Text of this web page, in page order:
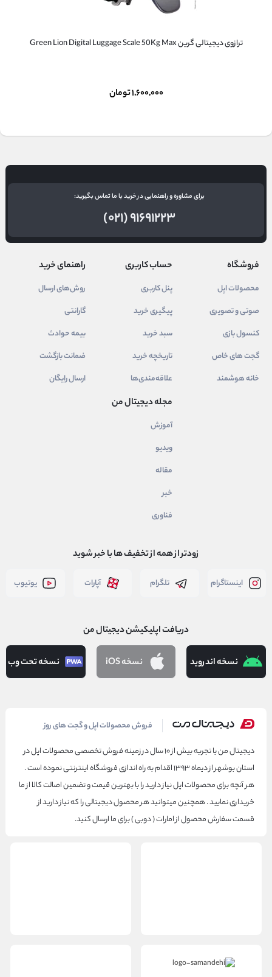
ترازوی دیجیتالی گرین Green Lion Digital Luggage Scale 50Kg Max
۱,۶۰۰,۰۰۰تومان
برای مشاوره و راهنمایی در خرید با ما تماس بگیرید:
(۰۲۱) ۹۱۶۹۱۲۲۳
فروشگاه
محصولات اپل
صوتی و تصویری
کنسول بازی
گجت های خاص
خانه هوشمند
حساب کاربری
پنل کاربری
پیگیری خرید
سبد خرید
تاریخچه خرید
علاقه‌مندی‌ها
راهنمای خرید
روش‌های ارسال
گارانتی
بیمه حوادث
ضمانت بازگشت
ارسال رایگان
مجله دیجیتال من
آموزش
ویدیو
مقاله
خبر
فناوری
زودتر از همه از تخفیف ها با خبر شوید
اینستاگرام تلگرام آپارات یوتیوب
دریافت اپلیکیشن دیجیتال من
نسخه اندروید نسخه iOS نسخه تحت وب
دیجیتال من فروش محصولات اپل و گجت های روز
دیجیتال من با تجربه بیش از ۱۰ سال در زمینه فروش تخصصی محصولات اپل در
استان بوشهر از دیماه ۱۳۹۳ اقدام به راه اندازی فروشگاه اینترنتی نموده است .
هر آنچه برای محصولات اپل نیاز دارید را با بهترین قیمت و تضمین اصالت کالا از ما
خریداری نمایید . همچنین میتوانید هر محصول دیجیتالی را که نیاز دارید از
قسمت سفارش محصول از امارات ( دوبی ) برای ما ارسال کنید.